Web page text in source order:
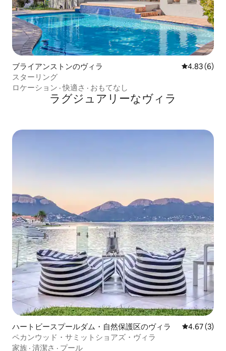
ブライアンストンのヴィラ レビュー6
4.83 (6)
スターリング
ロケーション ·快適さ · おもてなし
ラグジュアリーなヴィラ
ハートビースプールダム・自然保護区のヴィラ レビュー3
4.67 (3)
ペカンウッド・サミットショアズ・ヴィラ
家族 · 清潔さ · プール